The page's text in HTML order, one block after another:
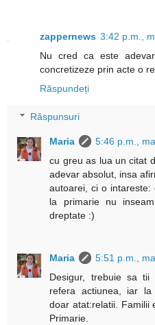
zappernews 3:42 p.m.,
Nu cred ca este
concretizeze prin acte o
Răspundeți
Răspunsuri
Maria
5:46 p.m.,
cu greu as lua un citat
adevar absolut, insa
autoarei, ci o
la primarie nu
dreptate :)
Maria
5:51 p.m.,
Desigur, trebuie sa
refera actiunea, iar
doar atat:relatii. Familii
Primarie.